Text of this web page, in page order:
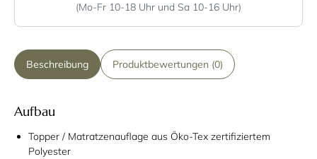
(Mo-Fr 10-18 Uhr und Sa 10-16 Uhr)
Beschreibung Produktbewertungen (0)
Aufbau
Topper / Matratzenauflage aus Öko-Tex zertifiziertem
Polyester